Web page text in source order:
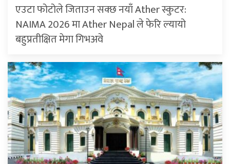
एउटा फोटोले जिताउन सक्छ नयाँ Ather स्कुटर:
NAIMA 2026 मा Ather Nepal ले फेरि ल्यायो
बहुप्रतीक्षित मेगा गिभअवे